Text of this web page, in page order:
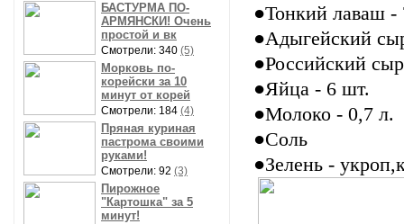
БАСТУРМА ПО-
АРМЯНСКИ! Очень
простой и вк
Смотрели: 340 (5)
Морковь по-
корейски за 10
минут от корей
Смотрели: 184 (4)
Пряная куриная
пастрома своими
руками!
Смотрели: 92 (3)
Пирожное
"Картошка" за 5
минут!
●Тонкий лаваш -
●Адыгейский
●Российский
●Яйца - 6 шт.
●Молоко - 0,7 л.
●Соль
●Зелень -